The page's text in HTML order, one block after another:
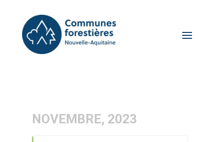
NOVEMBRE, 2023